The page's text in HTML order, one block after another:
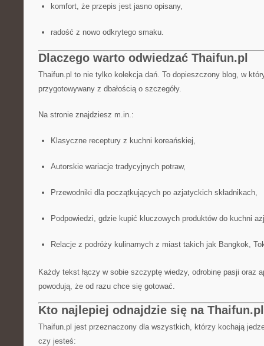
komfort, że przepis jest jasno opisany,
radość z nowo odkrytego smaku.
Dlaczego warto odwiedzać Thaifun.pl
Thaifun.pl to nie tylko kolekcja dań. To dopieszczony blog, w
przygotowywany z dbałością o szczegóły.
Na stronie znajdziesz m.in.:
Klasyczne receptury z kuchni koreańskiej,
Autorskie wariacje tradycyjnych potraw,
Przewodniki dla początkujących po azjatyckich składnikach,
Podpowiedzi, gdzie kupić kluczowych produktów do kuchni
Relacje z podróży kulinarnych z miast takich jak Bangkok,
Każdy tekst łączy w sobie szczyptę wiedzy, odrobinę pasji oraz
powodują, że od razu chce się gotować.
Kto najlepiej odnajdzie się na Thaifun.pl
Thaifun.pl jest przeznaczony dla wszystkich, którzy kochają
czy jesteś: